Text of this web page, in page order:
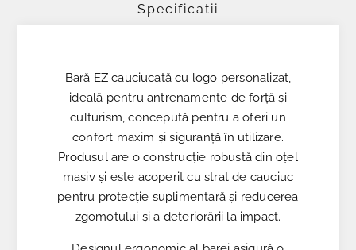
Specificatii
Bară EZ cauciucată cu logo personalizat,
ideală pentru antrenamente de forță și
culturism, concepută pentru a oferi un
confort maxim și siguranță în utilizare.
Produsul are o construcție robustă din oțel
masiv și este acoperit cu strat de cauciuc
pentru protecție suplimentară și reducerea
zgomotului și a deteriorării la impact.